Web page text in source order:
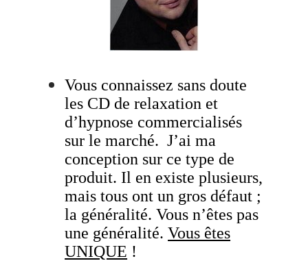
Vous connaissez sans doute
les CD de relaxation et
d’hypnose commercialisés
sur le marché. J’ai ma
conception sur ce type de
produit. Il en existe plusieurs,
mais tous ont un gros défaut ;
la généralité.Vous n’êtes pas
une généralité.Vous êtes
UNIQUE !